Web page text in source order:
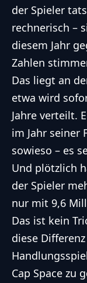
der Spieler
rechnerisch –
diesem Jahr
Zahlen
Das liegt an
etwa wird
Jahre verteilt.
im Jahr seiner
sowieso – es
Und plötzlich
der Spieler
nur mit 9,6
Das ist kein
diese
Cap Space zu